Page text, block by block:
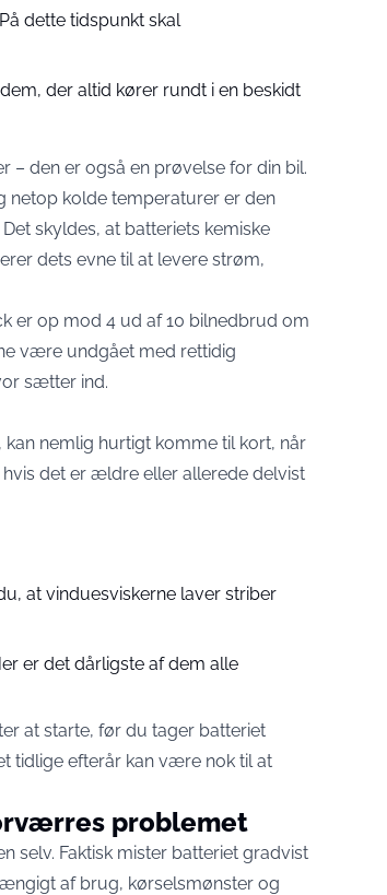
dette tidspunkt skal
der altid kører rundt i en beskidt
– den er også en prøvelse for din bil.
netop kolde temperaturer er den
skyldes, at batteriets kemiske
dets evne til at levere strøm,
er op mod 4 ud af 10 bilnedbrud om
være undgået med rettidig
sætter ind.
nemlig hurtigt komme til kort, når
det er ældre eller allerede delvist
at vinduesviskerne laver striber
er det dårligste af dem alle
at starte, før du tager batteriet
tidlige efterår kan være nok til at
problemet
selv. Faktisk mister batteriet gradvist
af brug, kørselsmønster og